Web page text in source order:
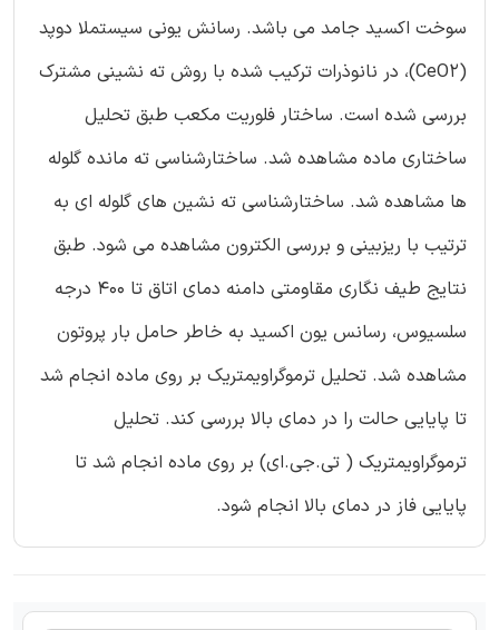
سوخت اکسید جامد می باشد. رسانش یونی سیستملا دوپد
(CeO2)، در نانوذرات ترکیب شده با روش ته نشینی مشترک
بررسی شده است. ساختار فلوریت مکعب طبق تحلیل
ساختاری ماده مشاهده شد. ساختارشناسی ته مانده گلوله
ها مشاهده شد. ساختارشناسی ته نشین های گلوله ای به
ترتیب با ریزبینی و بررسی الکترون مشاهده می شود. طبق
نتایج طیف نگاری مقاومتی دامنه دمای اتاق تا 400 درجه
سلسیوس، رسانس یون اکسید به خاطر حامل بار پروتون
مشاهده شد. تحلیل ترموگراویمتریک بر روی ماده انجام شد
تا پایایی حالت را در دمای بالا بررسی کند. تحلیل
ترموگراویمتریک ( تی.جی.ای) بر روی ماده انجام شد تا
پایایی فاز در دمای بالا انجام شود.